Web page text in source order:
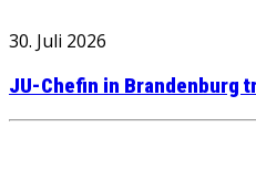
30. Juli 2026
JU-Chefin in Brandenburg